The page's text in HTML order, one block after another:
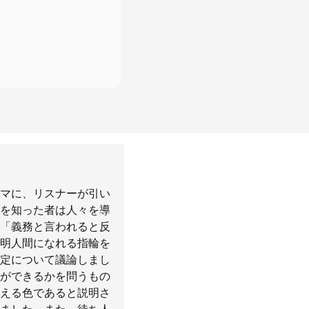
に、リスナーが引い
知った者は人々を導
義務と言われると反
人間になれる指輪を
について議論しまし
できるかを問うもの
る色であると説明さ